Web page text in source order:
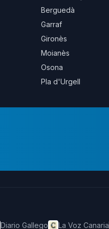
Berguedà
Garraf
Gironès
Moianès
Osona
Pla d'Urgell
Diario Gallego La Voz Canaria